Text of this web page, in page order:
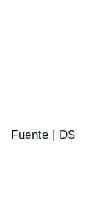
Fuente | DS